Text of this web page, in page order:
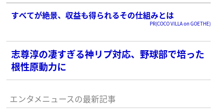
すべてが絶景、収益も得られるその仕組みとは
PR(COCO VILLA on GOETHE)
志尊淳の凄すぎる神リプ対応、野球部で培った
根性原動力に
エンタメニュースの最新記事